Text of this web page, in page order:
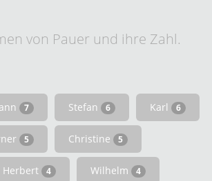
von Pauer und ihre Zahl.
7 Stefan 6 Karl 6
5 Christine 5
Herbert 4 Wilhelm 4